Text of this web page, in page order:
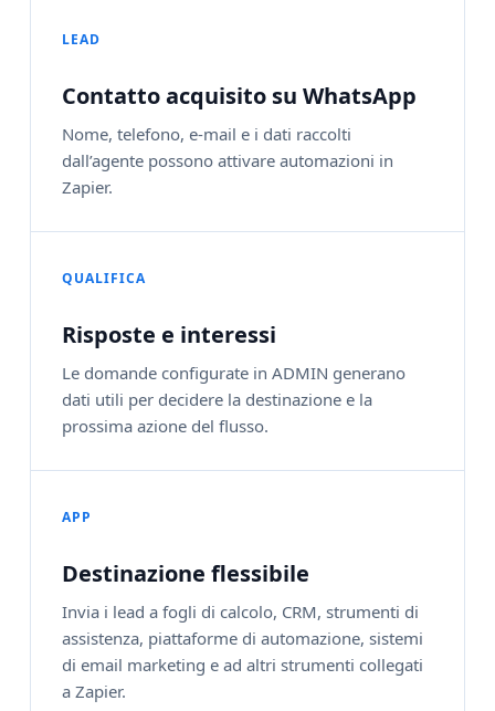
LEAD
Contatto acquisito su WhatsApp
Nome, telefono, e‑mail e i dati raccolti
dall’agente possono attivare automazioni in
Zapier.
QUALIFICA
Risposte e interessi
Le domande configurate in ADMIN generano
dati utili per decidere la destinazione e la
prossima azione del flusso.
APP
Destinazione flessibile
Invia i lead a fogli di calcolo, CRM, strumenti di
assistenza, piattaforme di automazione, sistemi
di email marketing e ad altri strumenti collegati
a Zapier.